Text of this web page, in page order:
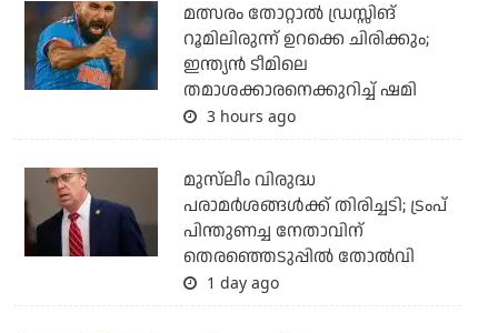
മത്സരം തോറ്റാല്‍ ഡ്രസ്സിങ്
റൂമിലിരുന്ന് ഉറക്കെ ചിരിക്കും;
ഇന്ത്യന്‍ ടീമിലെ
തമാശക്കാരനെക്കുറിച്ച് ഷമി
3 hours ago
മുസ്‌ലീം വിരുദ്ധ
പരാമര്‍ശങ്ങള്‍ക്ക് തിരിച്ചടി; ട്രംപ്
പിന്തുണച്ച നേതാവിന്
തെരഞ്ഞെടുപ്പില്‍ തോല്‍വി
1 day ago